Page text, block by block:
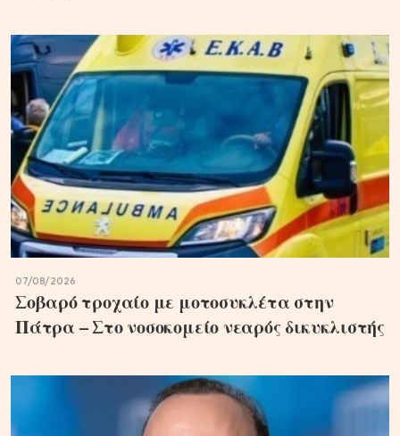
07/08/2026
Σοβαρό τροχαίο με μοτοσυκλέτα στην
Πάτρα – Στο νοσοκομείο νεαρός δικυκλιστής